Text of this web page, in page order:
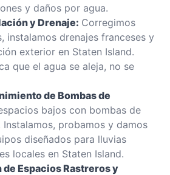
y daños por agua.
y Drenaje: Corregimos
instalamos drenajes franceses y
exterior en Staten Island.
que el agua se aleja, no se
de Bombas de
bajos con bombas de
probamos y damos
diseñados para lluvias
locales en Staten Island.
Espacios Rastreros y